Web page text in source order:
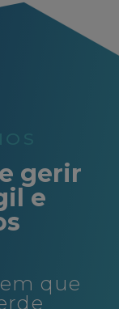
gerir
e